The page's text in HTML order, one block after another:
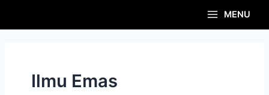
MainMENU
Ilmu Emas